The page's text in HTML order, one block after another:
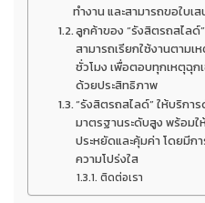
ทำงาน และสามารถขอใบเ
ลูกค้าของ “รังสิตรถสไลด์
สามารถเรียกใช้งานตาม
ชั่วโมง เพื่อตอบทุกเหตุฉุก
ด้วยประสิทธิภาพ
“รังสิตรถสไลด์” ให้บริกา
มาตรฐานระดับสูง พร้อมใ
ประหยัดและคุ้มค่า โดยมี
ความโปร่งใส
ติดต่อเรา